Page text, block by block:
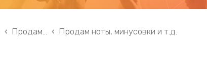
Продам... Продам ноты, минусовки и т.д.